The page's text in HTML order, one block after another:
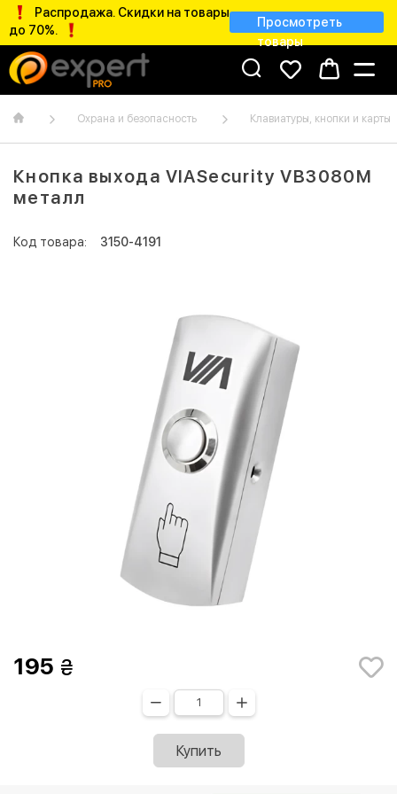
Распродажа. Скидки на товары
до 70%.
Просмотреть
товары
Охрана и безопасность Клавиатуры, кнопки и карты
Кнопка выхода VIASecurity VB3080M
металл
Код товара: 3150-4191
195
Купить